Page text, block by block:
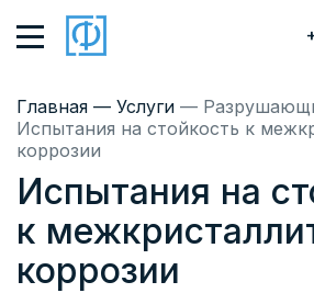
Главная — Услуги —
Испытания на стойкость к
коррозии
Испытания на
к
коррозии